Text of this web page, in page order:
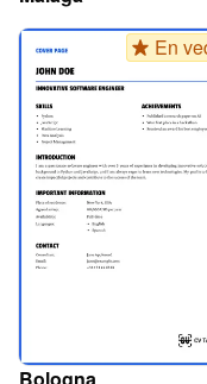
En
Bologna